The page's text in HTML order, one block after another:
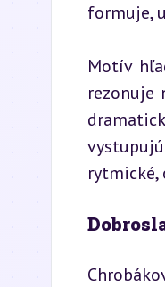
formuje,
Motív
rezonuje